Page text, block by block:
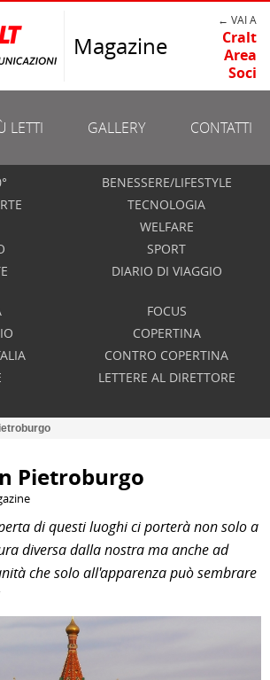
Magazine
← VAI A
Cralt
Area
Soci
LETTI GALLERY CONTATTI
BENESSERE/LIFESTYLE
TECNOLOGIA
WELFARE
SPORT
DIARIO DI VIAGGIO
FOCUS
COPERTINA
CONTRO COPERTINA
LETTERE AL DIRETTORE
Pietroburgo
di questi luoghi ci porterà non solo a
diversa dalla nostra ma anche ad
che solo all'apparenza può sembrare